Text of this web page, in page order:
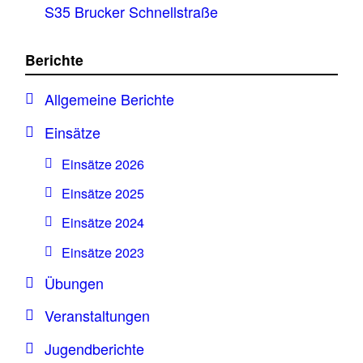
S35 Brucker Schnellstraße
Berichte
Allgemeine Berichte
Einsätze
Einsätze 2026
Einsätze 2025
Einsätze 2024
Einsätze 2023
Übungen
Veranstaltungen
Jugendberichte